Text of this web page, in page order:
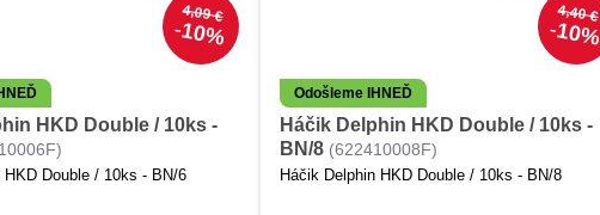
4,09 €
10%
HKD Double / 10ks -
HKD Double / 10ks - BN/6
4,40 €
10%
Odošleme IHNEĎ
Háčik Delphin HKD Double / 10ks -
BN/8 (622410008F)
Háčik Delphin HKD Double / 10ks - BN/8